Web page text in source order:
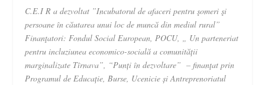
C.E.I R a dezvoltat ”Incubatorul de afaceri pentru şomeri şi
persoane în căutarea unui loc de muncă din mediul rural”
Finanţatori: Fondul Social European, POCU, „ Un parteneriat
pentru incluziunea economico-socială a comunității
marginalizate Tîrnava”, “Punți în dezvoltare” – finanţat prin
Programul de Educație, Burse, Ucenicie și Antreprenoriatul